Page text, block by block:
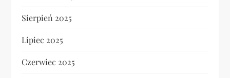
Sierpień 2025
Lipiec 2025
Czerwiec 2025